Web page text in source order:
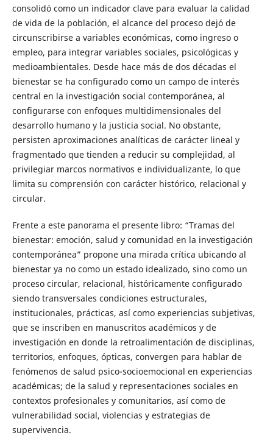
consolidó como un indicador clave para evaluar la calidad
de vida de la población, el alcance del proceso dejó de
circunscribirse a variables económicas, como ingreso o
empleo, para integrar variables sociales, psicológicas y
medioambientales. Desde hace más de dos décadas el
bienestar se ha configurado como un campo de interés
central en la investigación social contemporánea, al
configurarse con enfoques multidimensionales del
desarrollo humano y la justicia social. No obstante,
persisten aproximaciones analíticas de carácter lineal y
fragmentado que tienden a reducir su complejidad, al
privilegiar marcos normativos e individualizante, lo que
limita su comprensión con carácter histórico, relacional y
circular.
Frente a este panorama el presente libro: “Tramas del
bienestar: emoción, salud y comunidad en la investigación
contemporánea” propone una mirada crítica ubicando al
bienestar ya no como un estado idealizado, sino como un
proceso circular, relacional, históricamente configurado
siendo transversales condiciones estructurales,
institucionales, prácticas, así como experiencias subjetivas,
que se inscriben en manuscritos académicos y de
investigación en donde la retroalimentación de disciplinas,
territorios, enfoques, ópticas, convergen para hablar de
fenómenos de salud psico-socioemocional en experiencias
académicas; de la salud y representaciones sociales en
contextos profesionales y comunitarios, así como de
vulnerabilidad social, violencias y estrategias de
supervivencia.